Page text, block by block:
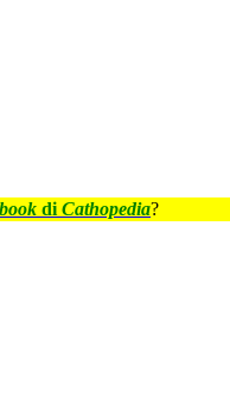
di Cathopedia?